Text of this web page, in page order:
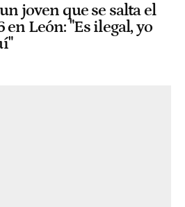
joven que se salta el
en León: "Es ilegal, yo